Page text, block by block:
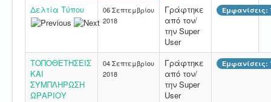
Δελτία Τύπου
06 Σεπτεμβρίου
2018
Γράφτηκε
από τον/
την Super
User
Εμφανίσεις:
ΤΟΠΟΘΕΤΗΣΕΙΣ
ΚΑΙ
ΣΥΜΠΛΗΡΩΣΗ
ΩΡΑΡΙΟΥ
04 Σεπτεμβρίου
2018
Γράφτηκε
από τον/
την Super
User
Εμφανίσεις: